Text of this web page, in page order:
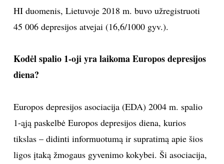
HI duomenis, Lietuvoje 2018 m. buvo užregistruoti
45 006 depresijos atvejai (16,6/1000 gyv.).
Kodėl spalio 1-oji yra laikoma Europos depresijos
diena?
Europos depresijos asociacija (EDA) 2004 m. spalio
1-ąją paskelbė Europos depresijos diena, kurios
tikslas – didinti informuotumą ir supratimą apie šios
ligos įtaką žmogaus gyvenimo kokybei. Ši asociacija,